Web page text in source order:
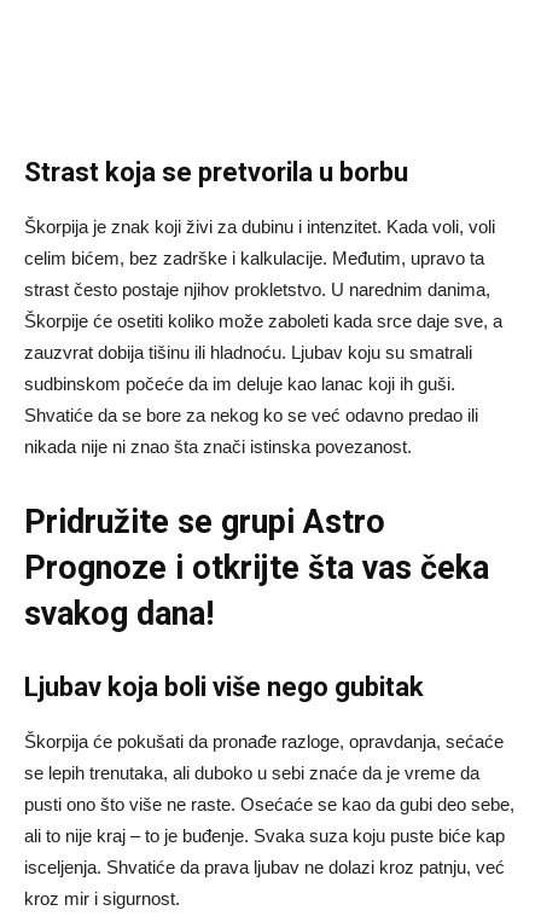
Strast koja se pretvorila u borbu
Škorpija je znak koji živi za dubinu i intenzitet. Kada voli, voli
celim bićem, bez zadrške i kalkulacije. Međutim, upravo ta
strast često postaje njihov prokletstvo. U narednim danima,
Škorpije će osetiti koliko može zaboleti kada srce daje sve, a
zauzvrat dobija tišinu ili hladnoću. Ljubav koju su smatrali
sudbinskom počeće da im deluje kao lanac koji ih guši.
Shvatiće da se bore za nekog ko se već odavno predao ili
nikada nije ni znao šta znači istinska povezanost.
Pridružite se grupiAstro
Prognoze i otkrijte šta vas čeka
svakog dana!
Ljubav koja boli više nego gubitak
Škorpija će pokušati da pronađe razloge, opravdanja, sećaće
se lepih trenutaka, ali duboko u sebi znaće da je vreme da
pusti ono što više ne raste. Osećaće se kao da gubi deo sebe,
ali to nije kraj – to je buđenje. Svaka suza koju puste biće kap
isceljenja. Shvatiće da prava ljubav ne dolazi kroz patnju, već
kroz mir i sigurnost.